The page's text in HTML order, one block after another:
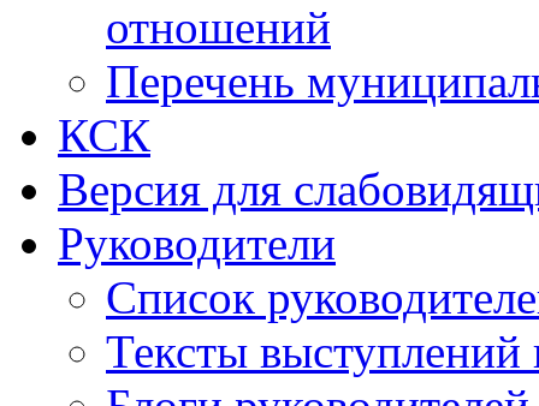
отношений
Перечень
КСК
Версия для
Руководители
Список
Тексты выступлений